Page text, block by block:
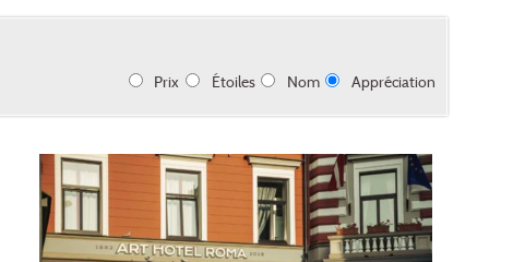
Prix Étoiles Nom Appréciation